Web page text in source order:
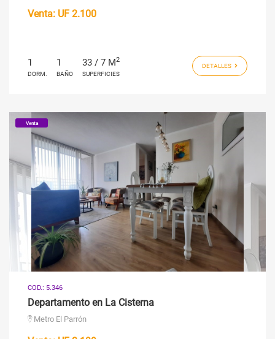
Venta: UF 2.100
1
DORM.
1
BAÑO
33 / 7 M2
SUPERFICIES
DETALLES
Venta
COD.: 5.346
Departamento en La Cisterna
Metro El Parrón